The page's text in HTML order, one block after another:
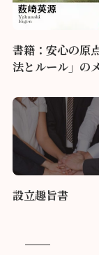
書籍：安心の原
法とルール」の
設立趣旨書